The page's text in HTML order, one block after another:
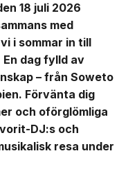
18 juli 2026
med
i sommar in till
dag fylld av
– från Soweto
Förvänta dig
och oförglömliga
DJ:s och
resa under